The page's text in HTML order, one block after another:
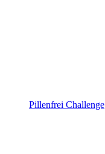
Pillenfrei Challenge